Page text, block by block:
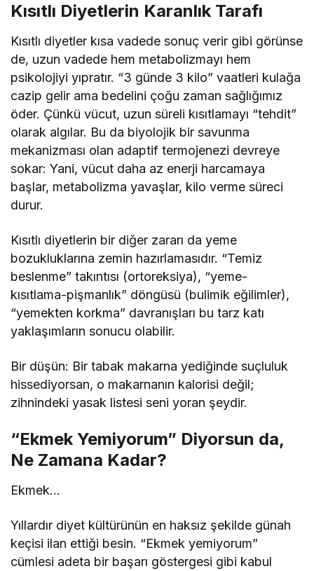
Kısıtlı Diyetlerin Karanlık Tarafı
Kısıtlı diyetler kısa vadede sonuç verir gibi görünse
de, uzun vadede hem metabolizmayı hem
psikolojiyi yıpratır. “3 günde 3 kilo” vaatleri kulağa
cazip gelir ama bedelini çoğu zaman sağlığımız
öder. Çünkü vücut, uzun süreli kısıtlamayı “tehdit”
olarak algılar. Bu da biyolojik bir savunma
mekanizması olan adaptif termojenezi devreye
sokar: Yani, vücut daha az enerji harcamaya
başlar, metabolizma yavaşlar, kilo verme süreci
durur.
Kısıtlı diyetlerin bir diğer zararı da yeme
bozukluklarına zemin hazırlamasıdır. “Temiz
beslenme” takıntısı (ortoreksiya), “yeme-
kısıtlama-pişmanlık” döngüsü (bulimik eğilimler),
“yemekten korkma” davranışları bu tarz katı
yaklaşımların sonucu olabilir.
Bir düşün: Bir tabak makarna yediğinde suçluluk
hissediyorsan, o makarnanın kalorisi değil;
zihnindeki yasak listesi seni yoran şeydir.
“Ekmek Yemiyorum” Diyorsun da,
Ne Zamana Kadar?
Ekmek…
Yıllardır diyet kültürünün en haksız şekilde günah
keçisi ilan ettiği besin. “Ekmek yemiyorum”
cümlesi adeta bir başarı göstergesi gibi kabul